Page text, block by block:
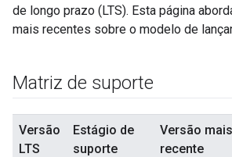
de longo prazo (LTS). Esta página
mais recentes sobre o modelo de
Matriz de suporte
Versão
LTS
Estágio de
suporte
Versão mais
recente